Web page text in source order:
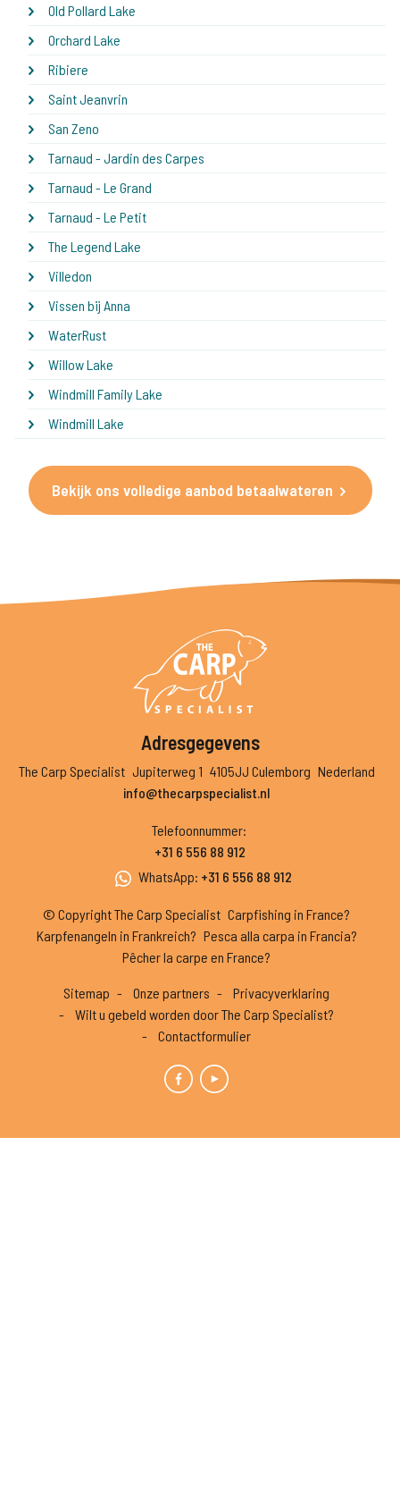
Old Pollard Lake
Orchard Lake
Ribiere
Saint Jeanvrin
San Zeno
Tarnaud - Jardin des Carpes
Tarnaud - Le Grand
Tarnaud - Le Petit
The Legend Lake
Villedon
Vissen bij Anna
WaterRust
Willow Lake
Windmill Family Lake
Windmill Lake
Bekijk ons volledige aanbod betaalwateren
Adresgegevens
The Carp Specialist Jupiterweg 1 4105JJ Culemborg Nederland
info@thecarpspecialist.nl
Telefoonnummer:
+31 6 556 88 912
WhatsApp: +31 6 556 88 912
© Copyright The Carp Specialist Carpfishing in France?
Karpfenangeln in Frankreich? Pesca alla carpa in Francia?
Pêcher la carpe en France?
Sitemap Onze partners
Privacyverklaring
Wilt u gebeld worden door The Carp Specialist?
Contactformulier